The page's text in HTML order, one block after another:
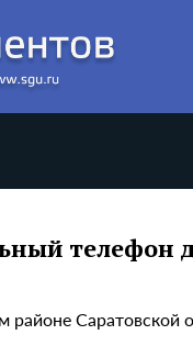
телефон
Саратовской